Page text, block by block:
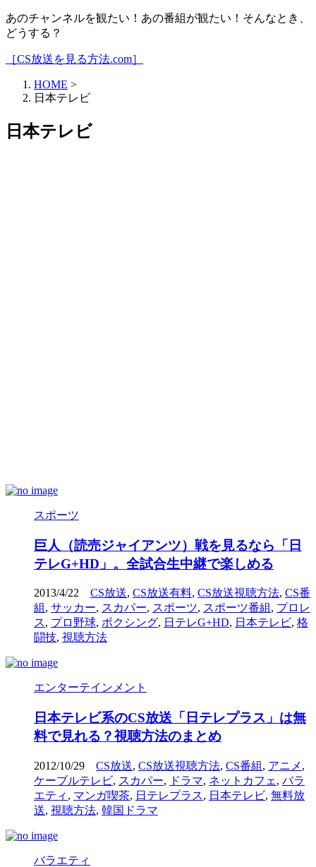
あのチャンネルを観たい！あの番組が観たい！そんなとき、
どうする？
［CS放送を見る方法.com］
HOME >
日本テレビ
日本テレビ
スポーツ
巨人（読売ジャイアンツ）戦を見るなら「日
テレG+HD」。全試合生中継で楽しめる
2013/4/22 CS放送, CS放送有料, CS放送視聴方法, CS番
組, サッカー, スカパー, スポーツ, スポーツ番組, プロレ
ス, プロ野球, ボクシング, 日テレG+HD, 日本テレビ, 格
闘技, 視聴方法
エンターテインメント
日本テレビ系のCS放送「日テレプラス」は無
料で見れる？視聴方法のまとめ
2012/10/29 CS放送, CS放送視聴方法, CS番組, アニメ ,
ケーブルテレビ, スカパー, ドラマ, ネットカフェ , バラ
エティ , マンガ喫茶, 日テレプラス, 日本テレビ, 無料放
送, 視聴方法, 韓国ドラマ
バラエティ